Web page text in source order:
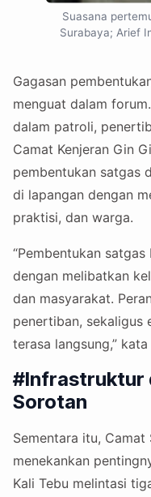
Suasana
Surabaya; Arief
Gagasan
menguat dalam
dalam patroli,
Camat Kenjeran Gin
pembentukan satgas
di lapangan dengan
praktisi, dan warga.
“Pembentukan
dengan melibatkan
dan masyarakat.
penertiban, sekaligus
terasa langsung,”
#Infrastruktur
Sorotan
Sementara itu,
menekankan
Kali Tebu melintasi